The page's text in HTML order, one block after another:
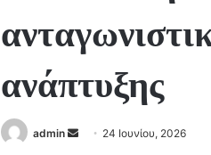
ανάπτυξης
admin
Send 24 Ιουνίου, 2026